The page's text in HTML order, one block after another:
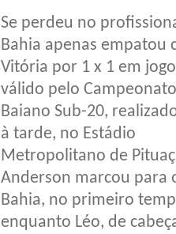
Se perdeu no
Bahia apenas empatou
Vitória por 1 x 1 em jogo
válido pelo Campeonato
Baiano Sub-20,
à tarde, no Estádio
Metropolitano de
Anderson marcou para
Bahia, no primeiro
enquanto Léo, de